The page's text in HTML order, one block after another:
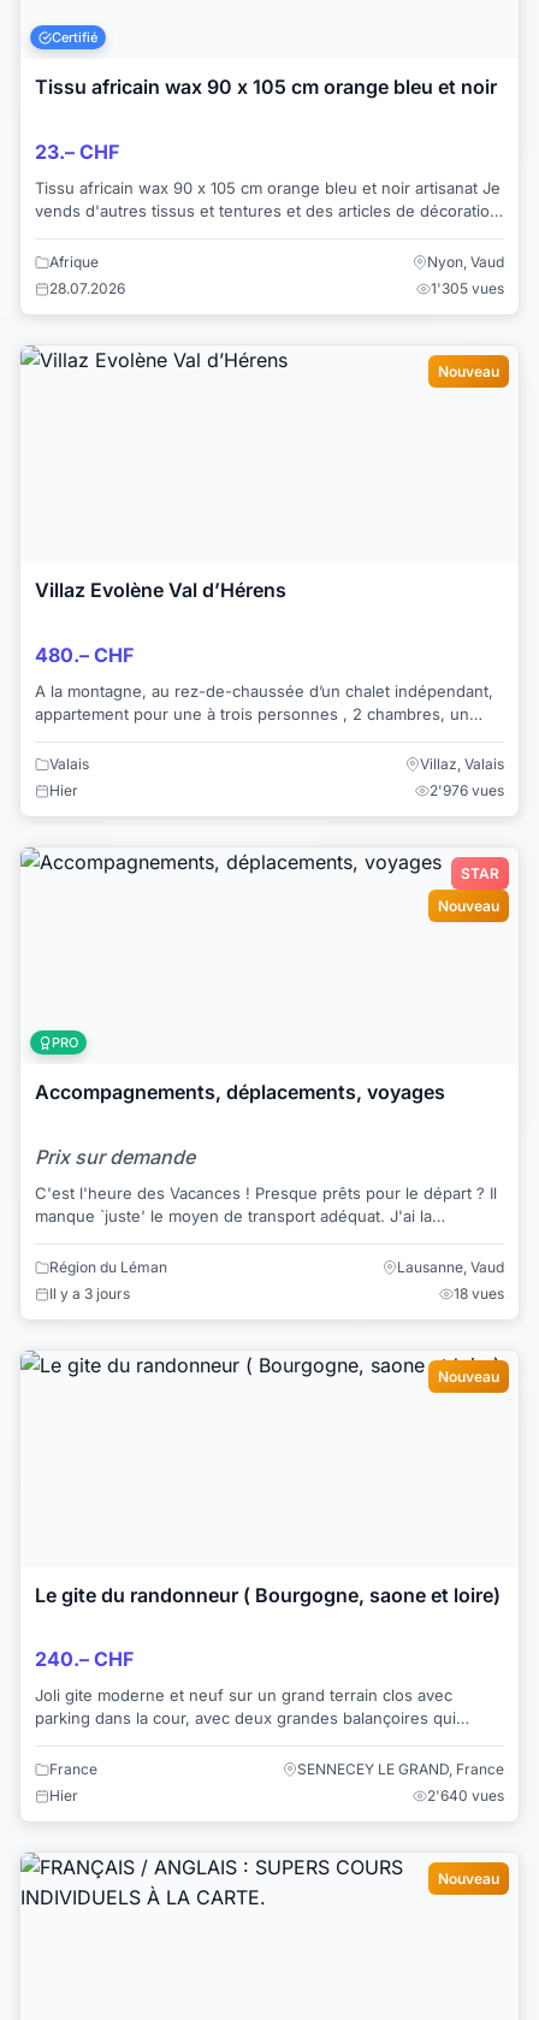
Certifié
Tissu africain wax 90 x 105 cm orange bleu et noir
23.– CHF
Tissu africain wax 90 x 105 cm orange bleu et noir artisanat Je
vends d'autres tissus et tentures et des articles de décoration.
Afrique
Nyon, Vaud
28.07.2026
1'305 vues
Nouveau
Villaz Evolène Val d’Hérens
480.– CHF
A la montagne, au rez-de-chaussée d’un chalet indépendant,
appartement pour une à trois personnes , 2 chambres, un
Valais
Villaz, Valais
Hier
2'976 vues
STAR
Nouveau
PRO
Accompagnements, déplacements, voyages
Prix sur demande
C'est l'heure des Vacances ! Presque prêts pour le départ ? Il
manque `juste' le moyen de transport adéquat. J'ai la
Région du Léman
Lausanne, Vaud
Il y a 3 jours
18 vues
Nouveau
Le gite du randonneur ( Bourgogne, saone et loire)
240.– CHF
Joli gite moderne et neuf sur un grand terrain clos avec
parking dans la cour, avec deux grandes balançoires qui
amuseront vos enfants. Pour apprécier...
France
SENNECEY LE GRAND, France
Hier
2'640 vues
Nouveau